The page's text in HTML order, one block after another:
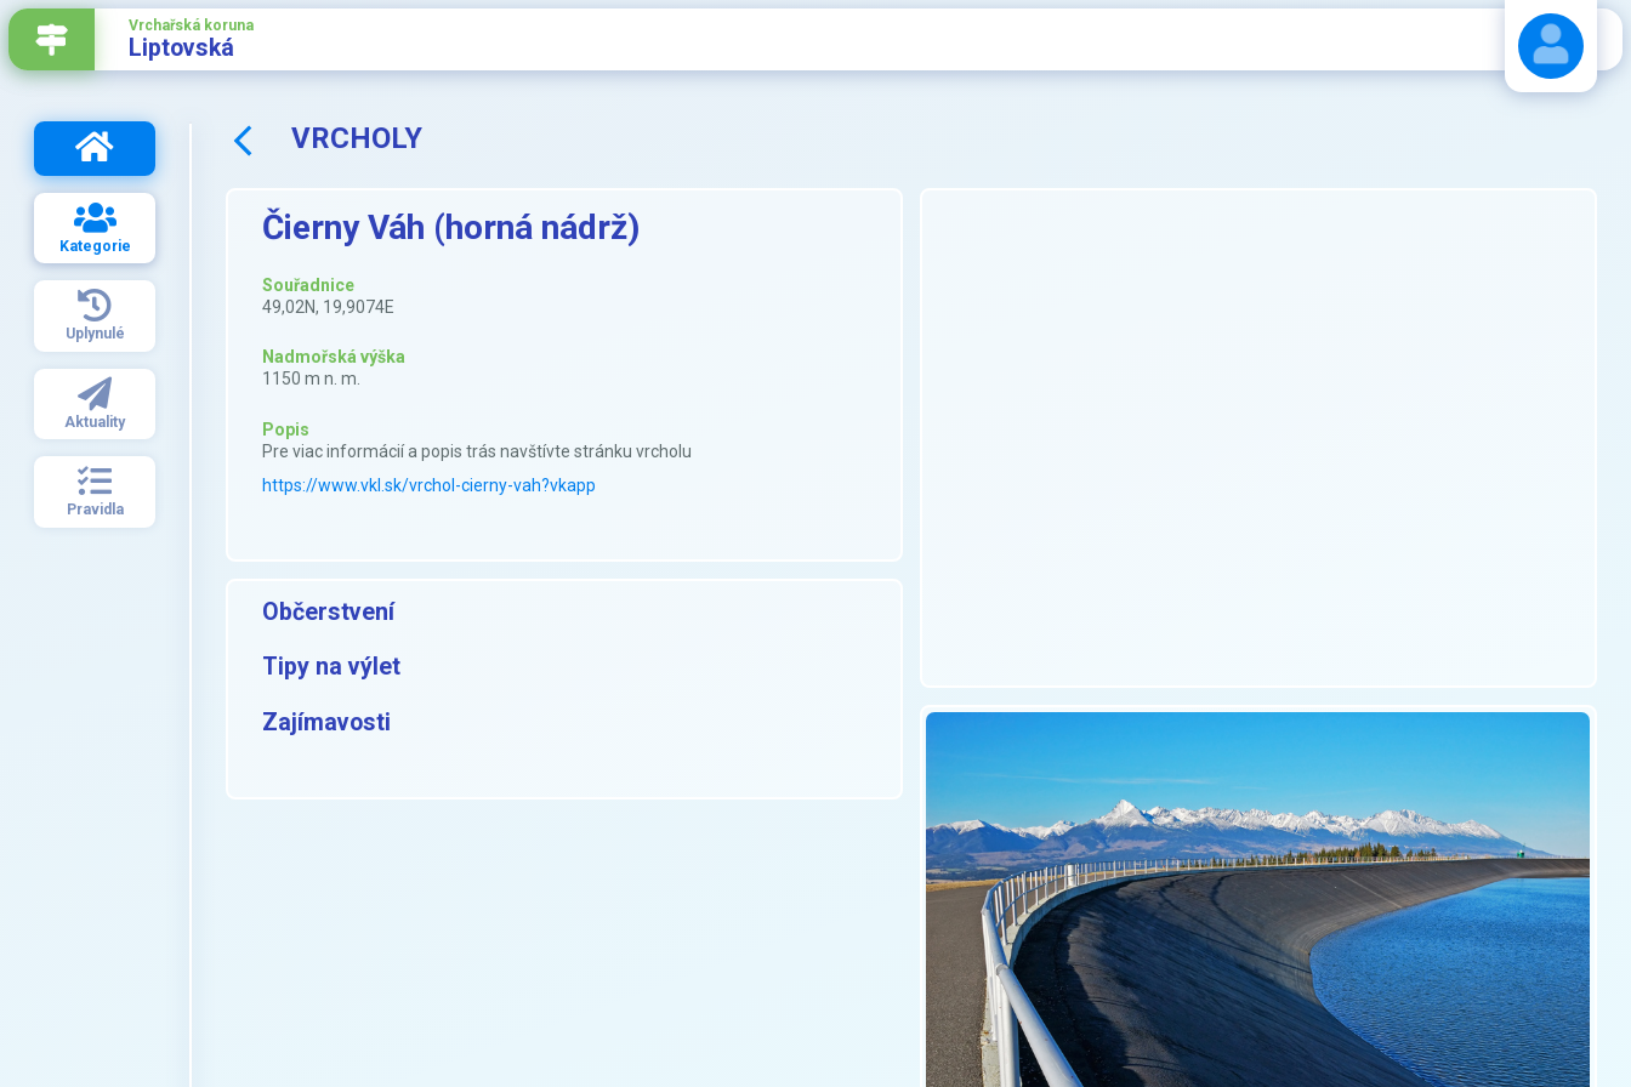
Vrchařská koruna
Liptovská
Kategorie
Uplynulé
Aktuality
Pravidla
VRCHOLY
Čierny Váh (horná nádrž)
Souřadnice
49,02N, 19,9074E
Nadmořská výška
1150 m n. m.
Popis
Pre viac informácií a popis trás navštívte stránku vrcholu
https://www.vkl.sk/vrchol-cierny-vah?vkapp
Občerstvení
Tipy na výlet
Zajímavosti